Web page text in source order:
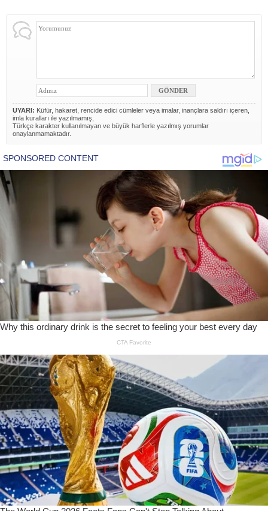
UYARI: Küfür, hakaret, rencide edici cümleler veya imalar, inançlara saldırı içeren,
imla kuralları ile yazılmamış,
Türkçe karakter kullanılmayan ve büyük harflerle yazılmış yorumlar
onaylanmamaktadır.